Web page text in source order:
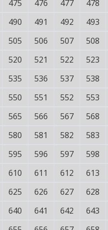
475 476 477 478
490 491 492 493
505 506 507 508
520 521 522 523
535 536 537 538
550 551 552 553
565 566 567 568
580 581 582 583
595 596 597 598
610 611 612 613
625 626 627 628
640 641 642 643